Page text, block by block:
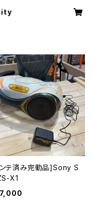
テ済み完動品]Sony S
X1